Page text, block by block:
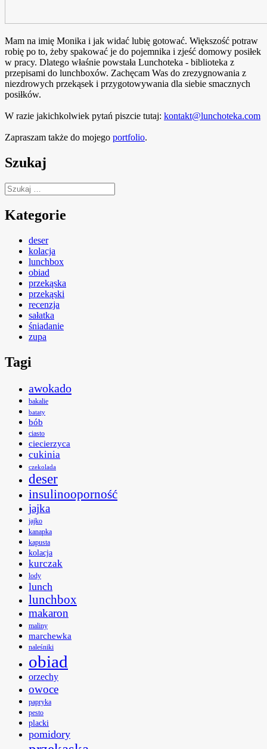
Mam na imię Monika i jak widać lubię gotować. Większość potraw
robię po to, żeby spakować je do pojemnika i zjeść domowy posiłek
w pracy. Dlatego właśnie powstała Lunchoteka - biblioteka z
przepisami do lunchboxów. Zachęcam Was do zrezygnowania z
niezdrowych przekąsek i przygotowywania dla siebie smacznych
posiłków.
W razie jakichkolwiek pytań piszcie tutaj: kontakt@lunchoteka.com
Zapraszam także do mojego portfolio.
Szukaj
Szukaj:
Kategorie
deser
kolacja
lunchbox
obiad
przekąska
przekąski
recenzja
sałatka
śniadanie
zupa
Tagi
awokado
bakalie
bataty
bób
ciasto
ciecierzyca
cukinia
czekolada
deser
insulinooporność
jajka
jajko
kanapka
kapusta
kolacja
kurczak
lody
lunch
lunchbox
makaron
maliny
marchewka
naleśniki
obiad
orzechy
owoce
papryka
pesto
placki
pomidory